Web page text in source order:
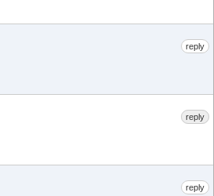
reply
reply
reply